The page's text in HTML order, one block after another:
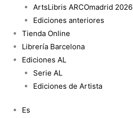
ArtsLibris ARCOmadrid 2026
Ediciones anteriores
Tienda Online
Librería Barcelona
Ediciones AL
Serie AL
Ediciones de Artista
Es